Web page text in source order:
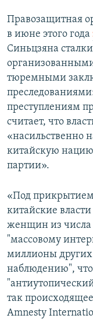
Правозащитная
в июне этого года
Синьцзяна
тюремными
преступлениям
считает, что
«насильственно
китайскую
партии».
«Под
китайские
женщин из числа
"массовому
миллионы
наблюдению",
так
Amnesty